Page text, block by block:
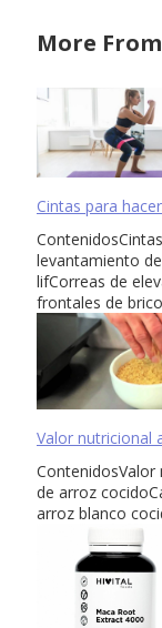
More
Cintas para
levantamiento
lifCorreas de
frontales de
Valor nutricional
de arroz
arroz blanco